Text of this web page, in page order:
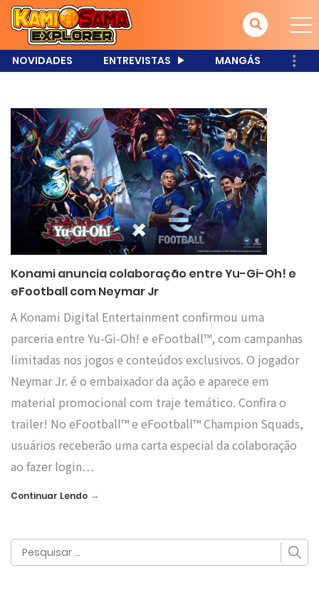
NOVIDADES ENTREVISTAS MANGÁS
Konami anuncia colaboração entre Yu-Gi-Oh! e
eFootball com Neymar Jr
A Konami Digital Entertainment confirmou uma
parceria entre Yu-Gi-Oh! e eFootball™, com campanhas
limitadas nos jogos e conteúdos exclusivos. O jogador
Neymar Jr. é o embaixador da ação e aparece em
material promocional com traje temático. Confira o
trailer! No eFootball™ e eFootball™ Champion Squads,
usuários receberão uma carta especial da colaboração
ao fazer login…
Continuar Lendo →